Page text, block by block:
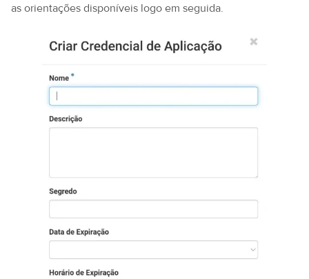
as orientações disponíveis logo em seguida.